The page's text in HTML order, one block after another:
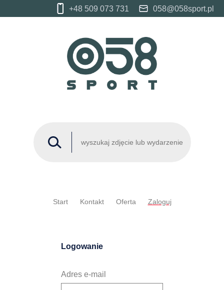
+48 509 073 731 058@058sport.pl
Start Kontakt Oferta Zaloguj
Logowanie
Adres e-mail